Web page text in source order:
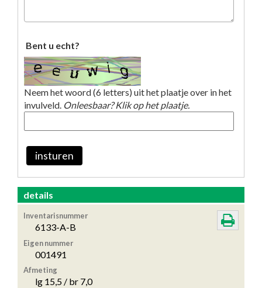
Bent u echt?
Neem het woord (6 letters) uit het plaatje over in het
invulveld. Onleesbaar? Klik op het plaatje.
insturen
details
Inventarisnummer
6133-A-B
Eigen nummer
001491
Afmeting
lg 15,5 / br 7,0